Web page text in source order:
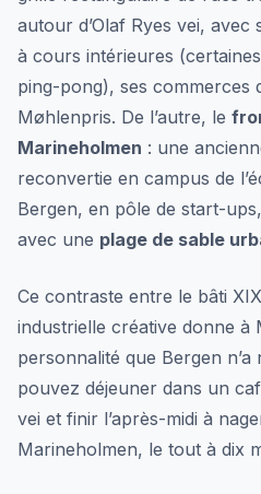
autour d’Olaf Ryes vei, avec
à cours intérieures
ping-pong), ses commerces
Møhlenpris. De l’autre, le
Marineholmen : une
reconvertie en campus de
Bergen, en pôle de start-
avec une plage de sable
Ce contraste entre le bâti
industrielle créative donne à
personnalité que Bergen
pouvez déjeuner dans un
vei et finir l’après-midi à
Marineholmen, le tout à dix